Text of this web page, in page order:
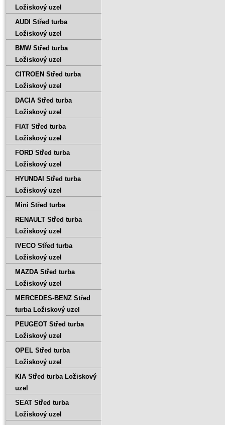
Ložiskový uzel
AUDI Střed turba
Ložiskový uzel
BMW Střed turba
Ložiskový uzel
CITROEN Střed turba
Ložiskový uzel
DACIA Střed turba
Ložiskový uzel
FIAT Střed turba
Ložiskový uzel
FORD Střed turba
Ložiskový uzel
HYUNDAI Střed turba
Ložiskový uzel
Mini Střed turba
RENAULT Střed turba
Ložiskový uzel
IVECO Střed turba
Ložiskový uzel
MAZDA Střed turba
Ložiskový uzel
MERCEDES-BENZ Střed
turba Ložiskový uzel
PEUGEOT Střed turba
Ložiskový uzel
OPEL Střed turba
Ložiskový uzel
KIA Střed turba Ložiskový
uzel
SEAT Střed turba
Ložiskový uzel